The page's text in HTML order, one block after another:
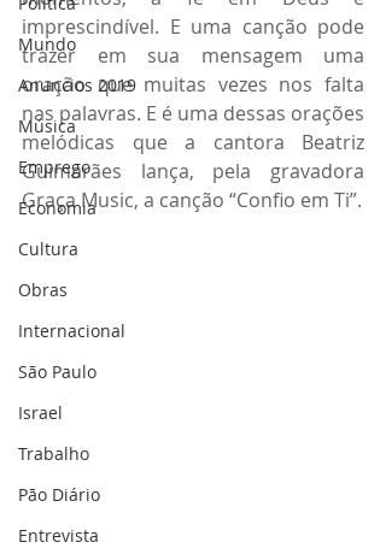
Mundo
Anuncios 2019
Música
Emprego
Economia
Cultura
Obras
Internacional
São Paulo
Israel
Trabalho
Pão Diário
Entrevista
imprescindível. E uma canção pode
trazer em sua mensagem uma
oração que muitas vezes nos falta
nas palavras. E é uma dessas orações
melódicas que a cantora Beatriz
Guimarães lança, pela gravadora
Graça Music, a canção “Confio em Ti”.